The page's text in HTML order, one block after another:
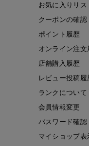
お気に入りリス
クーポンの確認
ポイント履歴
オンライン注文
店舗購入履歴
レビュー投稿履
ランクについて
会員情報変更
パスワード確認
マイショップ表